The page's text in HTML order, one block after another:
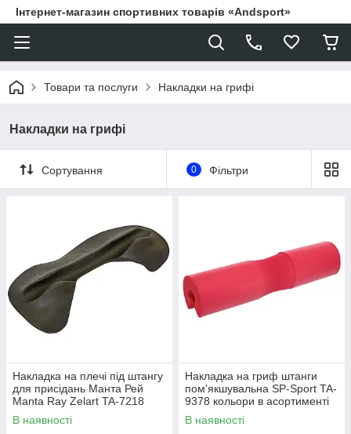
Інтернет-магазин спортивних товарів «Andsport»
Товари та послуги Накладки на грифі
Накладки на грифі
Сортування 0 Фільтри
Накладка на плечі під штангу
для присідань Манта Рей
Manta Ray Zelart TA-7218
чорний Код TA-7218
В наявності
Накладка на гриф штанги
пом'якшувальна SP-Sport TA-
9378 кольори в асортименті
Код TA-9378
В наявності